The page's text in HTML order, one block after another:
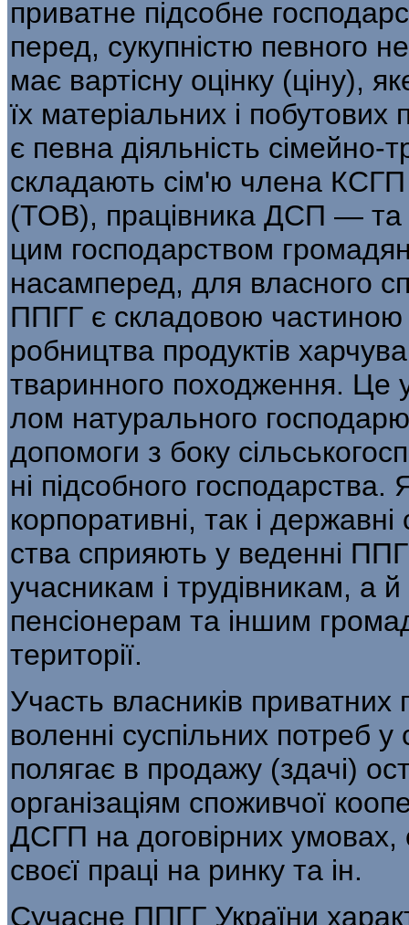
приватне підсобне
перед, сукупністю певного
має вартісну оцінку (ціну),
їх матеріальних і
є певна діяльність
складають сім'ю члена
(ТОВ), працівника ДСП — та
цим господарством
насамперед, для власного
ППГГ є складовою частиною
робництва продуктів
тваринного походження.
лом натурального
допомоги з боку
ні підсобного господарства.
корпоративні, так і
ства сприяють у веденні
учасникам і трудівникам, а
пен­сіонерам та іншим
території.
Участь власників
воленні суспільних потреб у
полягає в продажу (здачі)
організаці­ям споживчої
ДСГП на договірних умовах,
своєї праці на ринку та ін.
Сучасне ППГГ України